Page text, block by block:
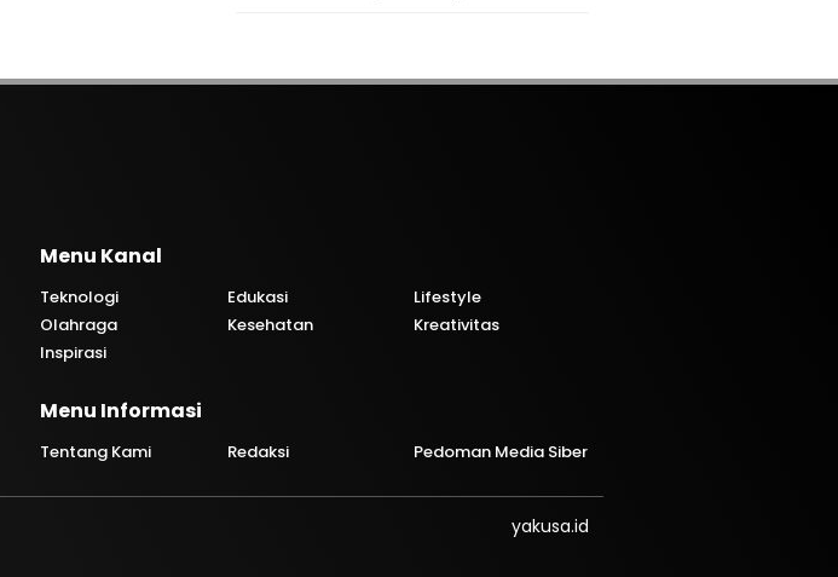
Menu Kanal
Teknologi Edukasi
Lifestyle
Olahraga
Kesehatan
Kreativitas
Inspirasi
Menu Informasi
Tentang Kami Redaksi Pedoman Media Siber
yakusa.id